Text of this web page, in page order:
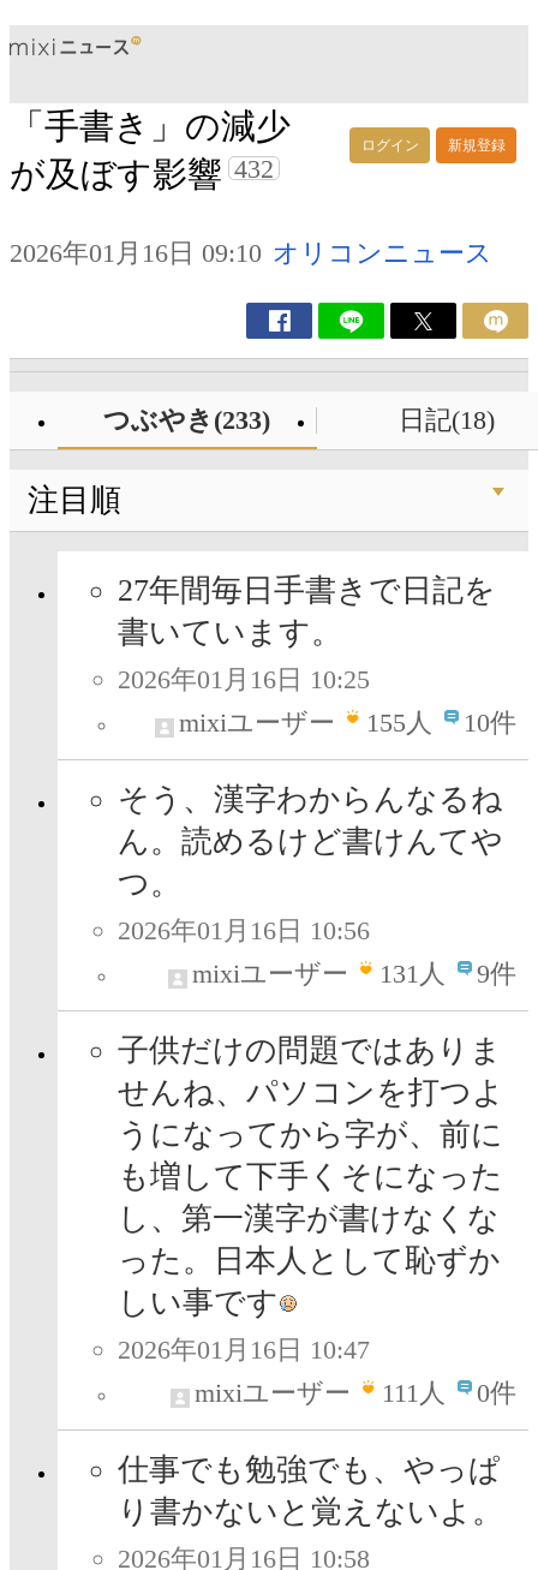
ログイン 新規登録
「手書き」の減少
が及ぼす影響 432
2026年01月16日 09:10 オリコンニュース
つぶやき(233) 日記(18)
注目順
27年間毎日手書きで日記を
書いています。
2026年01月16日 10:25
mixiユーザー
155人 10件
そう、漢字わからんなるね
ん。読めるけど書けんてや
つ。
2026年01月16日 10:56
mixiユーザー
131人 9件
子供だけの問題ではありま
せんね、パソコンを打つよ
うになってから字が、前に
も増して下手くそになった
し、第一漢字が書けなくな
った。日本人として恥ずか
しい事です
2026年01月16日 10:47
mixiユーザー
111人 0件
仕事でも勉強でも、やっぱ
り書かないと覚えないよ。
2026年01月16日 10:58